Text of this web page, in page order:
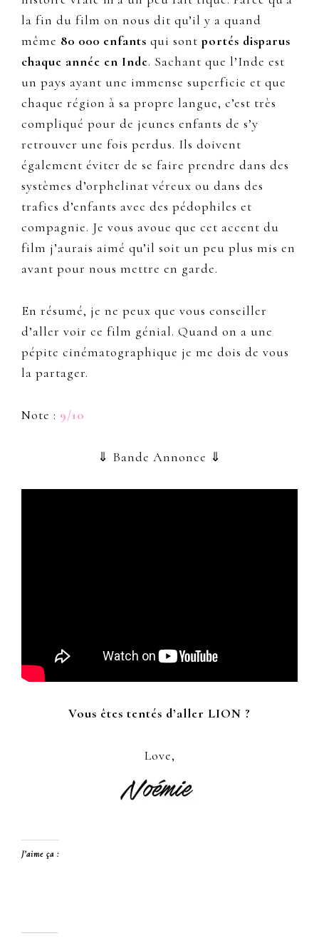
la fin du film on nous dit qu’il y a quand
même 80 000 enfants qui sontportés disparus
chaque année en Inde. Sachant que l’Inde est
un pays ayant une immense superficie et que
chaque région à sa propre langue, c’est très
compliqué pour de jeunes enfants de s’y
retrouver une fois perdus. Ils doivent
également éviter de se faire prendre dans des
systèmes d’orphelinat véreux ou dans des
trafics d’enfants avec des pédophiles et
compagnie. Je vous avoue que cet accent du
film j’aurais aimé qu’il soit un peu plus mis en
avant pour nous mettre en garde.
En résumé, je ne peux que vous conseiller
d’aller voir ce film génial. Quand on a une
pépite cinématographique je me dois de vous
la partager.
Note : 9/10
⇓ Bande Annonce ⇓
Vous êtes tentés d’aller LION ?
Love,
J’aime ça :